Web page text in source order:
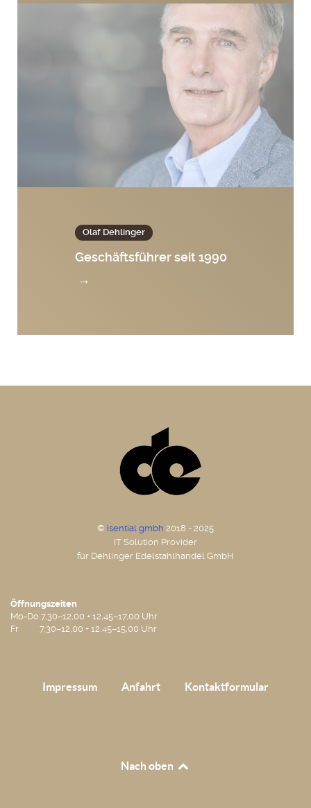
Olaf Dehlinger
Geschäftsführer seit 1990
→
© isential gmbh 2018 - 2025
IT Solution Provider
für Dehlinger Edelstahlhandel GmbH
Öffnungszeiten
Mo-Do 7,30–12,00 + 12,45–17,00 Uhr
Fr 7,30–12,00 + 12,45–15,00 Uhr
Impressum Anfahrt Kontaktformular
Nach oben